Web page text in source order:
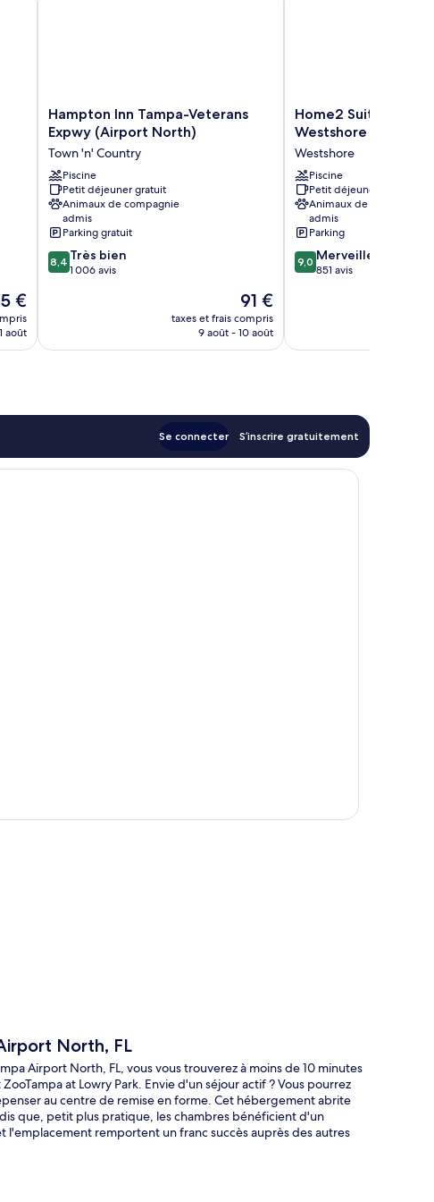
€
août
Hampton
Inn
Tampa-
Veterans
Expwy
(Airport
North)
Town
'n'
Country
Hampton Inn Tampa-Veterans
Expwy (Airport North)
Town 'n' Country
Piscine
Petit déjeuner gratuit
Animaux de compagnie
admis
Parking gratuit
8.4
sur
8,4 Très bien
1 006 avis
Le
nouveau
prix
91 €
taxes et frais compris
9 août - 10 août
Home2
Suites
Hilton
Tampa
Westshore
Airport,
FL
Westshore
Home2 Suites by
Westshore Airport,
Westshore
Piscine
Petit déjeuner gratuit
Animaux de compagnie
admis
Parking
9.0
sur
9,0 Merveilleux
851 avis
Se connecter S’inscrire gratuitement
North, FL
Airport North, FL, vous vous trouverez à moins de 10 minutes
at Lowry Park. Envie d'un séjour actif ? Vous pourrez
au centre de remise en forme. Cet hébergement abrite
que, petit plus pratique, les chambres bénéficient d'un
remportent un franc succès auprès des autres